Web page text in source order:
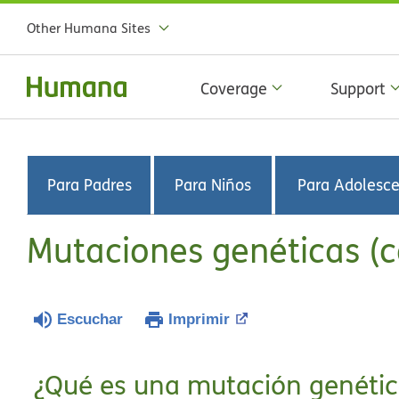
Other Humana Sites
Coverage Support
Para Padres Para Niños Para
Mutaciones genéticas
Escuchar Imprimir
¿Qué es una mutación